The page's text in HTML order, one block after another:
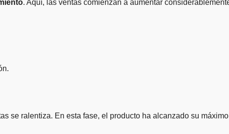
. Aquí, las ventas comienzan a aumentar
se ralentiza. En esta fase, el producto ha alcanzado su